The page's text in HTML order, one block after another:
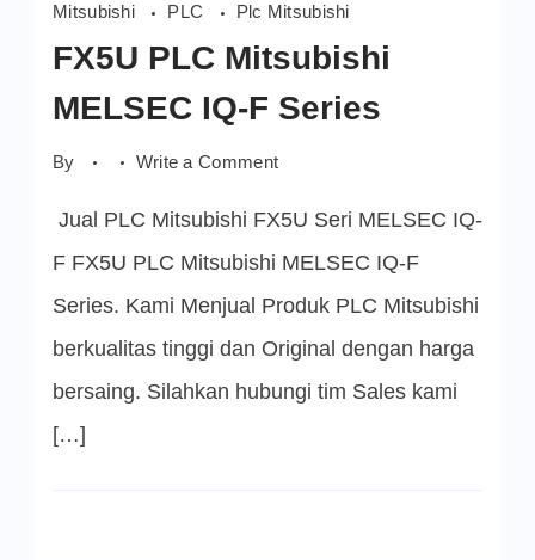
Mitsubishi PLC Plc Mitsubishi
FX5U PLC Mitsubishi
MELSEC IQ-F Series
By Write a Commenton
Mitsubishi
IQ-
F
Series
Jual PLC Mitsubishi FX5U Seri MELSEC IQ-
F FX5U PLC Mitsubishi MELSEC IQ-F
Series. Kami Menjual Produk PLC Mitsubishi
berkualitas tinggi dan Original dengan harga
bersaing. Silahkan hubungi tim Sales kami
[…]